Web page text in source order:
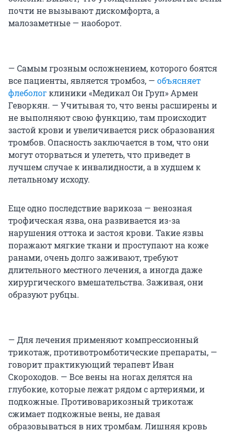
почти не вызывают дискомфорта, а
малозаметные — наоборот.
— Самым грозным осложнением, которого боятся
все пациенты, является тромбоз, — объясняет
флебологклиники «Медикал Он Груп» Армен
Геворкян. — Учитывая то, что вены расширены и
не выполняют свою функцию, там происходит
застой крови и увеличивается риск образования
тромбов. Опасность заключается в том, что они
могут оторваться и улететь, что приведет в
лучшем случае к инвалидности, а в худшем к
летальному исходу.
Еще одно последствие варикоза — венозная
трофическая язва, она развивается из-за
нарушения оттока и застоя крови. Такие язвы
поражают мягкие ткани и проступают на коже
ранами, очень долго заживают, требуют
длительного местного лечения, а иногда даже
хирургического вмешательства. Заживая, они
образуют рубцы.
— Для лечения применяют компрессионный
трикотаж, противотромботические препараты, —
говорит практикующий терапевт Иван
Скороходов. — Все вены на ногах делятся на
глубокие, которые лежат рядом с артериями, и
подкожные. Противоварикозный трикотаж
сжимает подкожные вены, не давая
образовываться в них тромбам. Лишняя кровь